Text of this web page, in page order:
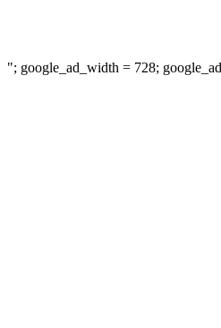
"; google_ad_width = 728;